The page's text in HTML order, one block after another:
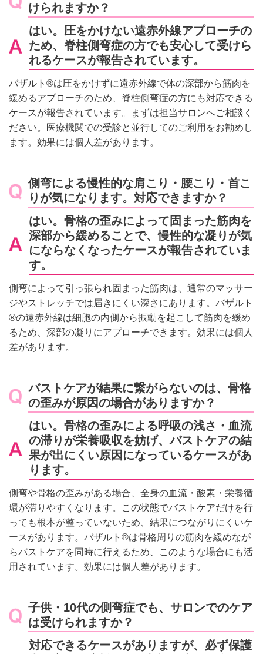
けられますか？
はい。圧をかけない遠赤外線アプローチの
ため、脊柱側弯症の方でも安心して受けら
れるケースが報告されています。
バザルト®は圧をかけずに遠赤外線で体の深部から筋肉を
緩めるアプローチのため、脊柱側弯症の方にも対応できる
ケースが報告されています。まずは担当サロンへご相談く
ださい。医療機関での受診と並行してのご利用をお勧めし
ます。効果には個人差があります。
側弯による慢性的な肩こり・腰こり・首こ
りが気になります。対応できますか？
はい。骨格の歪みによって固まった筋肉を
深部から緩めることで、慢性的な凝りが気
にならなくなったケースが報告されていま
す。
側弯によって引っ張られ固まった筋肉は、通常のマッサー
ジやストレッチでは届きにくい深さにあります。バザルト
®の遠赤外線は細胞の内側から振動を起こして筋肉を緩め
るため、深部の凝りにアプローチできます。効果には個人
差があります。
バストケアが結果に繋がらないのは、骨格
の歪みが原因の場合がありますか？
はい。骨格の歪みによる呼吸の浅さ・血流
の滞りが栄養吸収を妨げ、バストケアの結
果が出にくい原因になっているケースがあ
ります。
側弯や骨格の歪みがある場合、全身の血流・酸素・栄養循
環が滞りやすくなります。この状態でバストケアだけを行
っても根本が整っていないため、結果につながりにくいケ
ースがあります。バザルト®は骨格周りの筋肉を緩めなが
らバストケアを同時に行えるため、このような場合にも活
用されています。効果には個人差があります。
子供・10代の側弯症でも、サロンでのケア
は受けられますか？
対応できるケースがありますが、必ず保護